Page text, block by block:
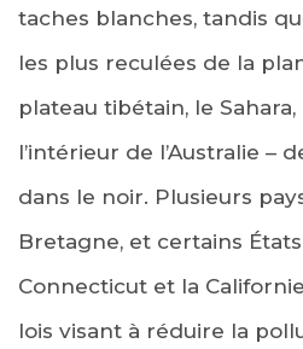
taches blanches, tandis
les plus reculées de la
plateau tibétain, le Sahara,
l’intérieur de l’Australie –
dans le noir. Plusieurs
Bretagne, et certains
Connecticut et la
lois visant à réduire la